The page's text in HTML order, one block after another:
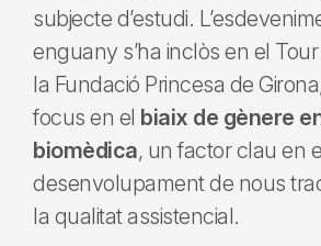
subjecte d’estudi.
enguany s’ha inclòs en el
la Fundació Princesa de
focus en el biaix de gènere
biomèdica, un factor clau en
desenvolupament de nous
la qualitat assistencial.